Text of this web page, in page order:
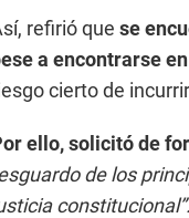
refirió que se
a encontrarse
cierto de
ello, solicitó de
de los
constitucional”.